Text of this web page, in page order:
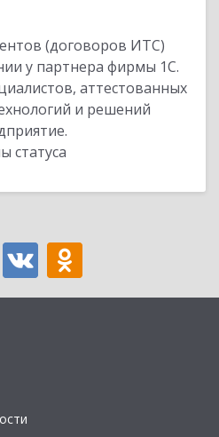
(договоров ИТС)
у партнера фирмы 1С.
аттестованных
и решений
статуса